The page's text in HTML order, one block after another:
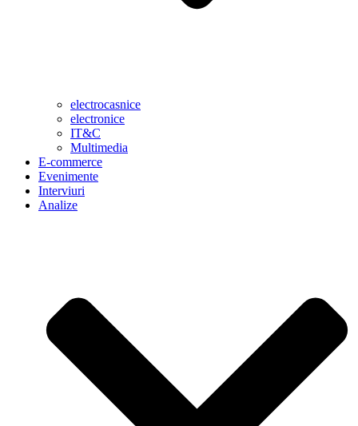
electrocasnice
electronice
IT&C
Multimedia
E-commerce
Evenimente
Interviuri
Analize